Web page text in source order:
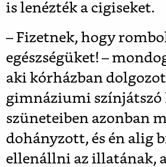
is lenézték a cigiseket.
– Fizetnek, hogy
egészségüket! –
aki kórházban
gimnáziumi színjátszó
szüneteiben azonban
dohányzott, és én alig
ellenállni az illatának,